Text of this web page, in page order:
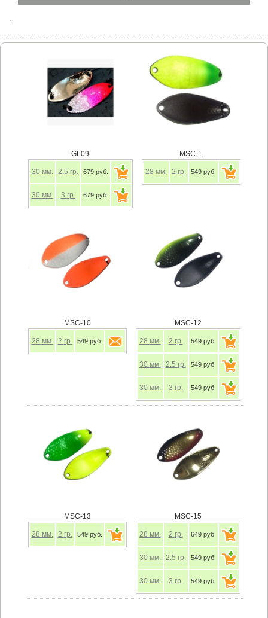
GL09
30 мм. 2.5 гр. 679 руб.
30 мм. 3 гр. 679 руб.
MSC-1
28 мм. 2 гр. 549 руб.
MSC-10
28 мм. 2 гр. 549 руб.
MSC-12
28 мм. 2 гр. 549 руб.
30 мм. 2.5 гр. 549 руб.
30 мм. 3 гр. 549 руб.
MSC-13
28 мм. 2 гр. 549 руб.
MSC-15
28 мм. 2 гр. 649 руб.
30 мм. 2.5 гр. 549 руб.
30 мм. 3 гр. 549 руб.